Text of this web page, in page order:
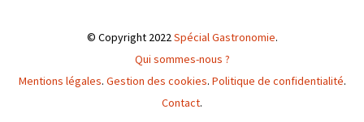
© Copyright 2022Spécial Gastronomie.
Qui sommes-nous ?
Mentions légales. Gestion des cookies. Politique de confidentialité.
Contact.